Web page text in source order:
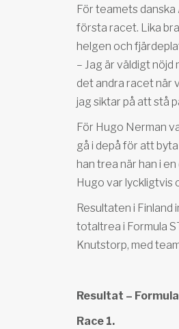
För teamets
första racet. Lika
helgen och
– Jag är väldigt
det andra racet när
jag siktar på att stå
För Hugo Nerman
gå i depå för att
han trea när han i
Hugo var lyckligtvis
Resultaten i Finland
totaltrea i Formula
Knutstorp, med
Resultat –
Race 1.